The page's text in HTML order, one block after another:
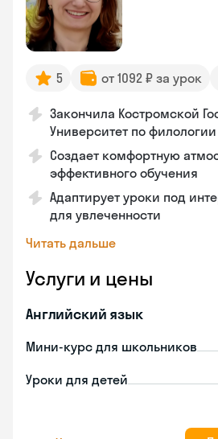
5 от 1092 ₽ за урок
Закончила Костромской
Университет по филологии
Создает комфортную
эффективного обучения
Адаптирует уроки под
для увлеченности
Читать дальше
Услуги и цены
Английский язык
Мини-курс для школьников
Уроки для детей